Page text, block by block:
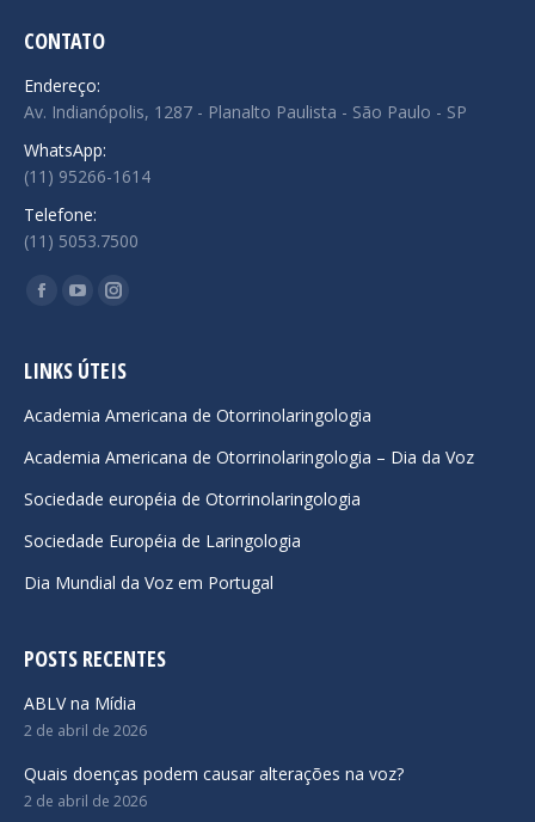
CONTATO
Endereço:
Av. Indianópolis, 1287 - Planalto Paulista - São Paulo - SP
WhatsApp:
(11) 95266-1614
Telefone:
(11) 5053.7500
Encontre-nos em:
Facebook
opens
new
window
YouTube
opens
new
window
Instagram
opens
new
window
LINKS ÚTEIS
Academia Americana de Otorrinolaringologia
Academia Americana de Otorrinolaringologia – Dia da Voz
Sociedade européia de Otorrinolaringologia
Sociedade Européia de Laringologia
Dia Mundial da Voz em Portugal
POSTS RECENTES
ABLV na Mídia
2 de abril de 2026
Quais doenças podem causar alterações na voz?
2 de abril de 2026